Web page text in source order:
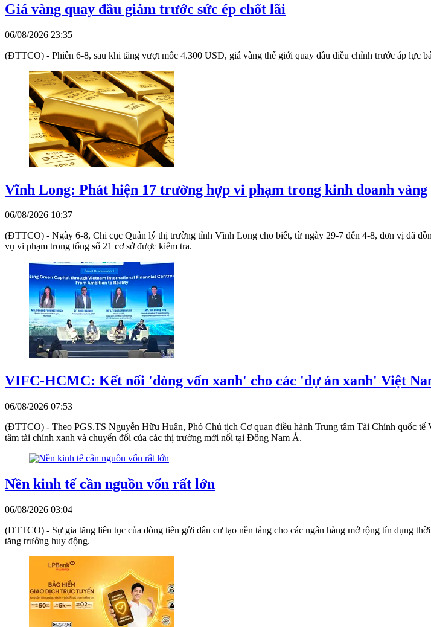
Giá vàng quay đầu giảm trước sức ép chốt lãi
06/08/2026 23:35
(ĐTTCO) - Phiên 6-8, sau khi tăng vượt mốc 4.300 USD, giá vàng thế giới quay đầu điều chỉnh trước áp lực
Vĩnh Long: Phát hiện 17 trường hợp vi phạm trong kinh doanh vàng
06/08/2026 10:37
(ĐTTCO) - Ngày 6-8, Chi cục Quản lý thị trường tỉnh Vĩnh Long cho biết, từ ngày 29-7 đến 4-8, đơn vị đã
vụ vi phạm trong tổng số 21 cơ sở được kiểm tra.
VIFC-HCMC: Kết nối 'dòng vốn xanh' cho các 'dự án xanh' Việt
06/08/2026 07:53
(ĐTTCO) - Theo PGS.TS Nguyễn Hữu Huân, Phó Chủ tịch Cơ quan điều hành Trung tâm Tài Chính quốc
tâm tài chính xanh và chuyển đổi của các thị trường mới nổi tại Đông Nam Á.
Nền kinh tế cần nguồn vốn rất lớn
06/08/2026 03:04
(ĐTTCO) - Sự gia tăng liên tục của dòng tiền gửi dân cư tạo nền tảng cho các ngân hàng mở rộng tín dụng
tăng trưởng huy động.